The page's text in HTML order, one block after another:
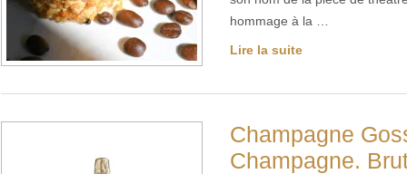
hommage à la …
Lire la suite
Champagne
Champagne.